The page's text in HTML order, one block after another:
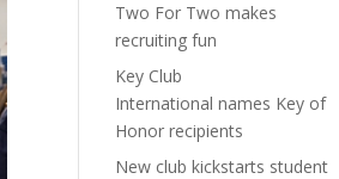
Two For Two makes
recruiting fun
Key Club
International names Key of
Honor recipients
New club kickstarts student